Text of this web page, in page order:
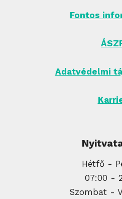
Fontos
Adatvédelmi
Hétfő -
07:00 -
Szombat -